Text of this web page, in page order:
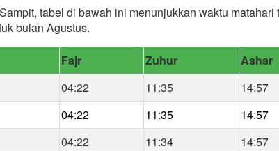
tabel di bawah ini menunjukkan waktu
bulan Agustus.
Fajr Zuhur Ashar
04:22 11:35 14:57
04:22 11:35 14:57
04:22 11:34 14:57